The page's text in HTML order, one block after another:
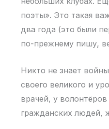
поэты». Это такая
два года (это были
по-прежнему пишу,
Никто не знает
своего великого и
врачей, у
гражданских людей,